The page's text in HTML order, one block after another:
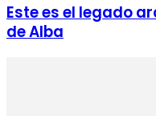
Este es el legado
de Alba